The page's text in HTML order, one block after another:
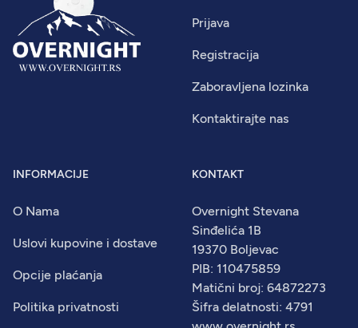
Prijava
Registracija
Zaboravljena lozinka
Kontaktirajte nas
INFORMACIJE
O Nama
Uslovi kupovine i dostave
Opcije plaćanja
Politika privatnosti
KONTAKT
Overnight Stevana
Sinđelića 1B
19370 Boljevac
PIB: 110475859
Matični broj: 64872273
Šifra delatnosti: 4791